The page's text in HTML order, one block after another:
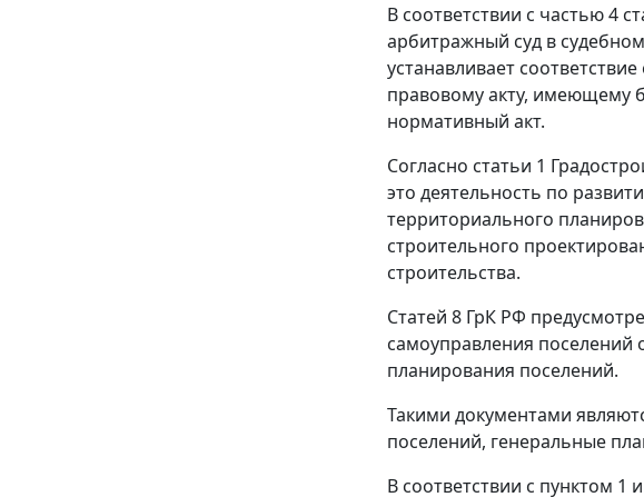
В соответствии с частью 4
арбитражный суд в
устанавливает
правовому акту, имеющему
нормативный акт.
Согласно статьи 1
это деятельность по
территориального
строительного
строительства.
Статей 8 ГрК РФ
самоуправления поселений
планирования поселений.
Такими документами
поселений, генеральные
В соответствии с пунктом 1 и